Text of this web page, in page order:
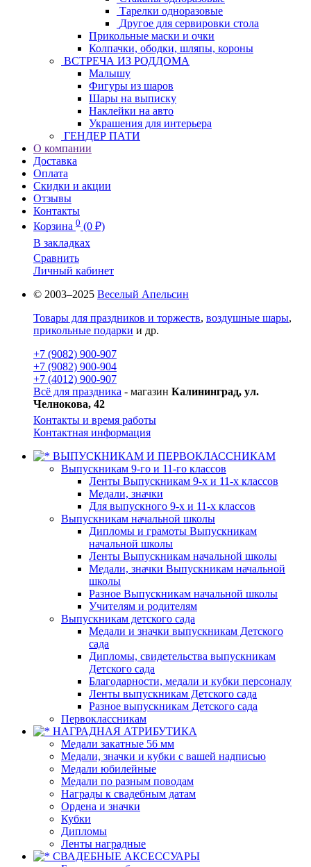
Тарелки одноразовые
Другое для сервировки стола
Прикольные маски и очки
Колпачки, ободки, шляпы, короны
ВСТРЕЧА ИЗ РОДДОМА
Малышу
Фигуры из шаров
Шары на выписку
Наклейки на авто
Украшения для интерьера
ГЕНДЕР ПАТИ
О компании
Доставка
Оплата
Скидки и акции
Отзывы
Контакты
Корзина 0 (0 ₽)
В закладках
Сравнить
Личный кабинет
© 2003–2025 Веселый Апельсин
Товары для праздников и торжеств, воздушные шары,
прикольные подарки и др.
+7 (9082) 900-907
+7 (9082) 900-904
+7 (4012) 900-907
Всё для праздника - магазин Калининград, ул.
Челнокова, 42
Контакты и время работы
Контактная информация
ВЫПУСКНИКАМ И ПЕРВОКЛАССНИКАМ
Выпускникам 9-го и 11-го классов
Ленты Выпускникам 9-х и 11-х классов
Медали, значки
Для выпускного 9-х и 11-х классов
Выпускникам начальной школы
Дипломы и грамоты Выпускникам
начальной школы
Ленты Выпускникам начальной школы
Медали, значки Выпускникам начальной
школы
Разное Выпускникам начальной школы
Учителям и родителям
Выпускникам детского сада
Медали и значки выпускникам Детского
сада
Дипломы, свидетельства выпускникам
Детского сада
Благодарности, медали и кубки персоналу
Ленты выпускникам Детского сада
Разное выпускникам Детского сада
Первоклассникам
НАГРАДНАЯ АТРИБУТИКА
Медали закатные 56 мм
Медали, значки и кубки с вашей надписью
Медали юбилейные
Медали по разным поводам
Награды к свадебным датам
Ордена и значки
Кубки
Дипломы
Ленты наградные
СВАДЕБНЫЕ АКСЕССУАРЫ